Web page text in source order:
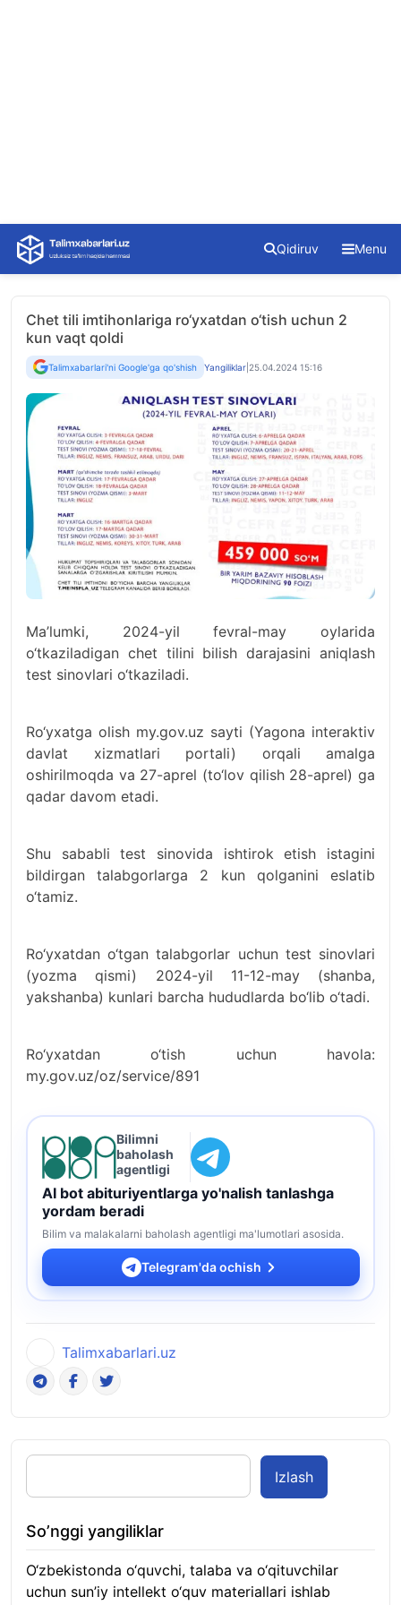
Skip
content
Qidiruv Menu
Chet tili imtihonlariga ro‘yxatdan o‘tish uchun 2
kun vaqt qoldi
Talimxabarlari'ni Google'ga qo'shish Yangiliklar 25.04.2024 15:16
Ma’lumki, 2024-yil fevral-may oylarida
o‘tkaziladigan chet tilini bilish darajasini aniqlash
test sinovlari o‘tkaziladi.
Ro‘yxatga olish my.gov.uz sayti (Yagona interaktiv
davlat xizmatlari portali) orqali amalga
oshirilmoqda va 27-aprel (to‘lov qilish 28-aprel) ga
qadar davom etadi.
Shu sababli test sinovida ishtirok etish istagini
bildirgan talabgorlarga 2 kun qolganini eslatib
o‘tamiz.
Ro‘yxatdan o‘tgan talabgorlar uchun test sinovlari
(yozma qismi) 2024-yil 11-12-may (shanba,
yakshanba) kunlari barcha hududlarda bo‘lib o‘tadi.
Ro‘yxatdan o‘tish uchun havola:
my.gov.uz/oz/service/891
Bilimni
baholash
agentligi
AI bot abituriyentlarga yo'nalish tanlashga
yordam beradi
Bilim va malakalarni baholash agentligi ma'lumotlari asosida.
Telegram'da ochish
Talimxabarlari.uz
Izlash
So’nggi yangiliklar
O‘zbekistonda o‘quvchi, talaba va o‘qituvchilar
uchun sun’iy intellekt o‘quv materiallari ishlab